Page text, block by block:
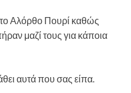
Αλόρθο Πουρί καθώς
μαζί τους για κάποια
αυτά που σας είπα.